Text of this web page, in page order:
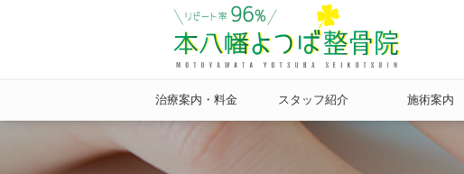
治療案内・料金 スタッフ紹介 施術案内